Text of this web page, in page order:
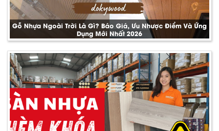
Gỗ Nhựa Ngoài Trời Là Gì? Báo Giá, Ưu Nhược Điểm Và Ứng
Dụng Mới Nhất 2026